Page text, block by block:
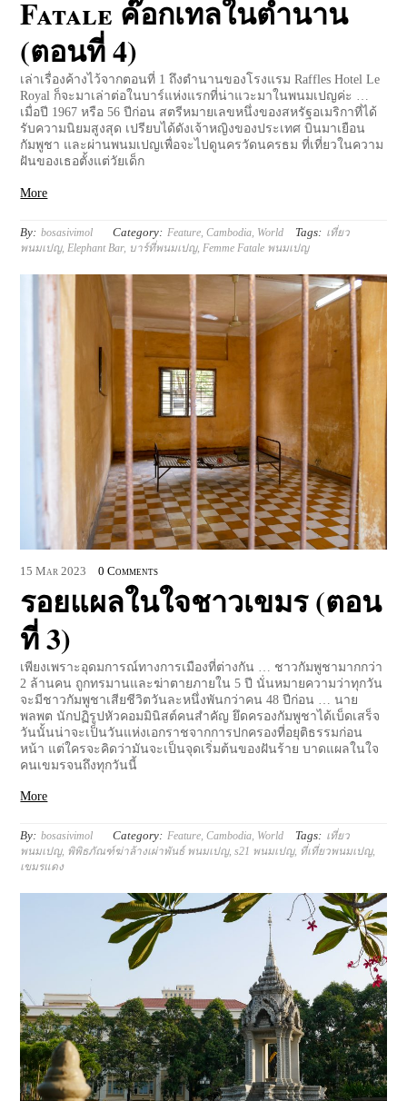
Fatale ค๊อกเทลในตำนาน
(ตอนที่ 4)
เล่าเรื่องค้างไว้จากตอนที่ 1 ถึงตำนานของโรงแรม Raffles Hotel Le
Royal ก็จะมาเล่าต่อในบาร์แห่งแรกที่น่าแวะมาในพนมเปญค่ะ …
เมื่อปี 1967 หรือ 56 ปีก่อน สตรีหมายเลขหนึ่งของสหรัฐอเมริกาที่ได้
รับความนิยมสูงสุด เปรียบได้ดังเจ้าหญิงของประเทศ บินมาเยือน
กัมพูชา และผ่านพนมเปญเพื่อจะไปดูนครวัดนครธม ที่เที่ยวในความ
ฝันของเธอตั้งแต่วัยเด็ก
More
By: bosasivimol Category: Feature,Cambodia, World Tags: เที่ยว
พนมเปญ,Elephant Bar, บาร์ที่พนมเปญ,Femme Fatale พนมเปญ
15 Mar 2023 0 Comments
รอยแผลในใจชาวเขมร (ตอน
ที่ 3)
เพียงเพราะอุดมการณ์ทางการเมืองที่ต่างกัน … ชาวกัมพูชามากกว่า
2 ล้านคน ถูกทรมานและฆ่าตายภายใน 5 ปี นั่นหมายความว่าทุกวัน
จะมีชาวกัมพูชาเสียชีวิตวันละหนึ่งพันกว่าคน 48 ปีก่อน … นาย
พลพต นักปฏิรูปหัวคอมมินิสต์คนสำคัญ ยึดครองกัมพูชาได้เบ็ดเสร็จ
วันนั้นน่าจะเป็นวันแห่งเอกราชจากการปกครองที่อยุติธรรมก่อน
หน้า แต่ใครจะคิดว่ามันจะเป็นจุดเริ่มต้นของฝันร้าย บาดแผลในใจ
คนเขมรจนถึงทุกวันนี้
More
By: bosasivimol Category: Feature,Cambodia, World Tags: เที่ยว
พนมเปญ, พิพิธภัณฑ์ฆ่าล้างเผ่าพันธ์ พนมเปญ,s21 พนมเปญ, ที่เที่ยวพนมเปญ,
เขมรแดง